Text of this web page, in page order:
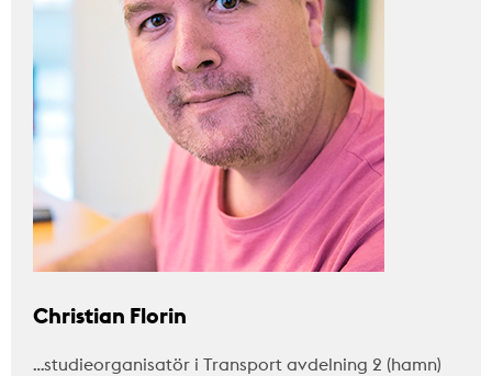
Christian Florin
…studieorganisatör i Transport avdelning 2 (hamn)